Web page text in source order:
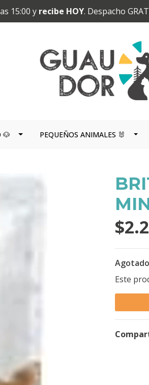
15:00 y recibe HOY. Despacho
🐶 PEQUEÑOS ANIMALES 🐰
Agotado
Este